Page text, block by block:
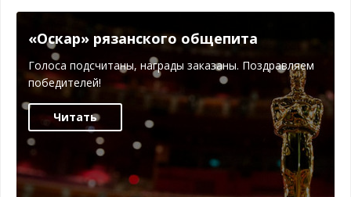
«Оскар» рязанского общепита
Голоса подсчитаны, награды заказаны. Поздравляем
победителей!
Читать